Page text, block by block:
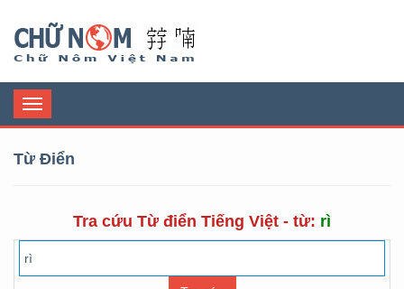
Toggle
navigation
Từ Điển
Tra cứu Từ điển Tiếng Việt - từ: rì